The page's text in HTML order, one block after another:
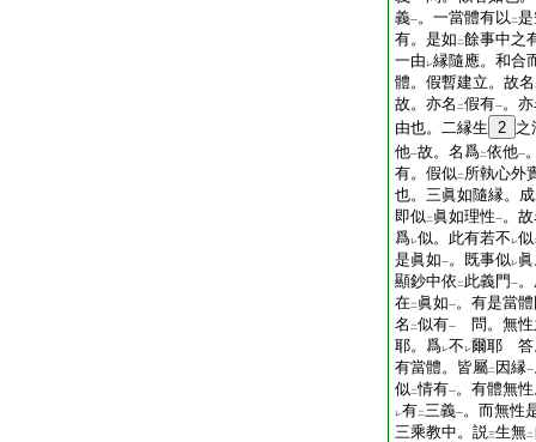
義一。一當體有以 二
有。是如 二餘事中之
一由 レ縁隨應。和合
體。假暫建立。故名
故。亦名 二假有一。
由也。二縁生 2 之
他一故。名爲二依他一
有。假似二 所執心外
也。三眞如隨縁。成
即似二 眞如理性一。
爲レ似。此有若不 レ似
是眞如一。既事似レ
顯鈔中依 二 此義門 一
在二 眞如一。有是當
名 二似有一
問。無性
耶。爲レ不 レ爾耶 答
有當體。皆屬二 因縁一
似二情有一。有體無
レ有二三義一。而無性
三乘教中。説三生無二